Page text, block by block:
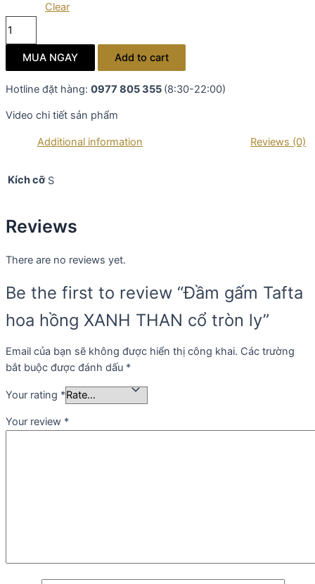
cổ
tròn
Clear
Đầm
Tafta
hoa
hồng
THAN
quantity
MUA NGAY Add to cart
Hotline đặt hàng: 0977 805 355 (8:30-22:00)
Video chi tiết sản phẩm
Additional information Reviews (0)
Kích cỡ S
Reviews
There are no reviews yet.
Be the first to review “Đầm gấm Tafta
hoa hồng XANH THAN cổ tròn ly”
Email của bạn sẽ không được hiển thị công khai. Các trường
bắt buộc được đánh dấu *
Your rating *
Your review *